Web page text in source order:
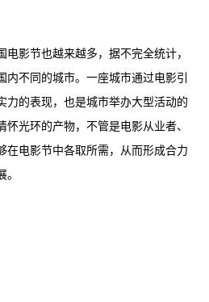
影节也越来越多，据不完全统计，
不同的城市。一座城市通过电影引
力的表现，也是城市举办大型活动的
光环的产物，不管是电影从业者、
在电影节中各取所需，从而形成合力